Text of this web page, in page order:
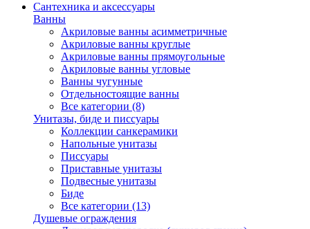
Сантехника и аксессуары
Ванны
Акриловые ванны асимметричные
Акриловые ванны круглые
Акриловые ванны прямоугольные
Акриловые ванны угловые
Ванны чугунные
Отдельностоящие ванны
Все категории (8)
Унитазы, биде и писсуары
Коллекции санкерамики
Напольные унитазы
Писсуары
Приставные унитазы
Подвесные унитазы
Биде
Все категории (13)
Душевые ограждения